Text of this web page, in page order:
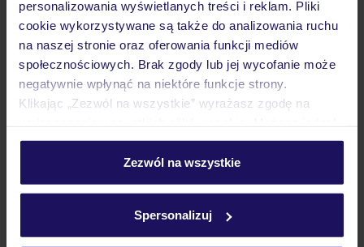
personalizowania wyświetlanych treści i reklam. Pliki
cookie wykorzystywane są także do analizowania ruchu
na naszej stronie oraz oferowania funkcji mediów
społecznościowych. Brak zgody lub jej wycofanie może
negatywnie wpłynąć na niektóre funkcje strony.
Klikając „Zezwól na wszystkie” wyrażasz zgodę na
personalizować swój wybór wchodząc w zakładkę
Szczegółowe informacje o plikach cookie znajdziesz
Zezwól na wszystkie
Spersonalizuj
Wyżywienie
Atrakcje
Ważne informacje
Często zadawane pytania
Jak zmienić uczestników/osobę zgłaszającą?